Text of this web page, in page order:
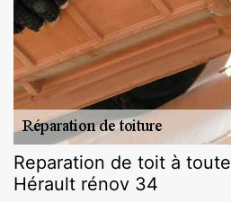
Reparation de toit à
Hérault rénov 34